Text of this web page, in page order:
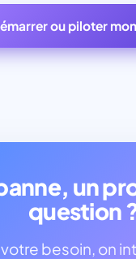
ou piloter
un
question
besoin, on